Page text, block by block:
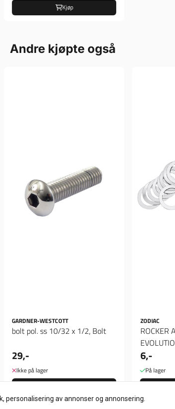
Kjøp
Andre kjøpte også
GARDNER-WESTCOTT
bolt pol. ss 10/32 x 1/2, Bolt
29,-
Ikke på lager
ZODIAC
ROCKER
Spacer
6,-
På lager
av annonser og annonsering.